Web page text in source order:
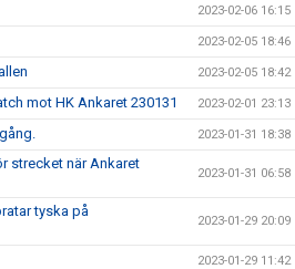
2023-02-06 16:15
2023-02-05 18:46
2023-02-05 18:42
mot HK Ankaret 230131 2023-02-01 23:13
2023-01-31 18:38
strecket när Ankaret
2023-01-31 06:58
tyska på
2023-01-29 20:09
2023-01-29 11:42